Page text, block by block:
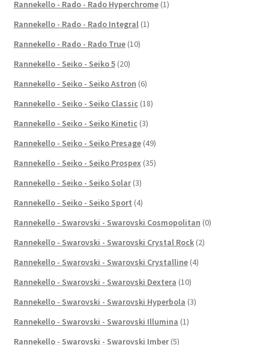
Rannekello - Rado - Rado Hyperchrome (1)
Rannekello - Rado - Rado Integral (1)
Rannekello - Rado - Rado True (10)
Rannekello - Seiko - Seiko 5 (20)
Rannekello - Seiko - Seiko Astron (6)
Rannekello - Seiko - Seiko Classic (18)
Rannekello - Seiko - Seiko Kinetic (3)
Rannekello - Seiko - Seiko Presage (49)
Rannekello - Seiko - Seiko Prospex (35)
Rannekello - Seiko - Seiko Solar (3)
Rannekello - Seiko - Seiko Sport (4)
Rannekello - Swarovski - Swarovski Cosmopolitan (0)
Rannekello - Swarovski - Swarovski Crystal Rock (2)
Rannekello - Swarovski - Swarovski Crystalline (4)
Rannekello - Swarovski - Swarovski Dextera (10)
Rannekello - Swarovski - Swarovski Hyperbola (3)
Rannekello - Swarovski - Swarovski Illumina (1)
Rannekello - Swarovski - Swarovski Imber (5)